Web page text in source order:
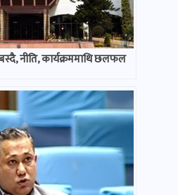
नीति, कार्यक्रममाथि छलफल